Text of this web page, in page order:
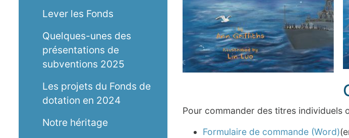
Lever les Fonds
Quelques-unes des
présentations de
subventions 2025
Les projets du Fonds de
dotation en 2024
Notre héritage
Pour commander des titres individuels
Formulaire de commande (Word)